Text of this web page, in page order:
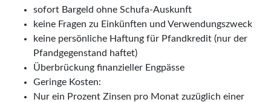
sofort Bargeld ohne Schufa-Auskunft
keine Fragen zu Einkünften und Verwendungszweck
keine persönliche Haftung für Pfandkredit (nur der
Pfandgegenstand haftet)
Überbrückung finanzieller Engpässe
Geringe Kosten:
Nur ein Prozent Zinsen pro Monat zuzüglich einer